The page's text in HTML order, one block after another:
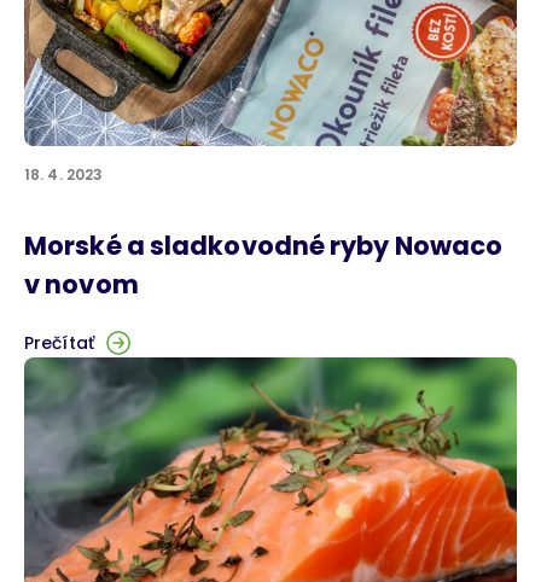
18. 4. 2023
Morské a sladkovodné ryby Nowaco
v novom
Prečítať